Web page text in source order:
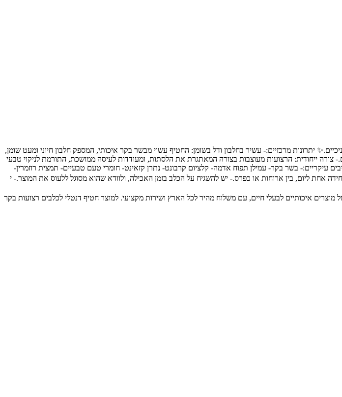
יתרונות מרכזיים:- עשיר בחלבון ודל בשומן: החטיף עשוי מבשר בקר איכותי, המספק חלבון חיוני ומעט שומן,
צורה ייחודית: הרצועות מעוצבות בצורה המאתגרת את הלסתות, ומעודדות לעיסה ממושכת, התורמת לניקוי טבעי
בשר בקר- עמילן תפוח אדמה- קלציום קרבונט- נתרן קזאינט- חומרי טעם טבעיים- תמצית רוזמרין-
ניסיון. מציעה את המגוון הרחב ביותר של מוצרים איכותיים לבעלי חיים, עם משלוח מהיר לכל הארץ ושירות מקצועי. למוצר חטיף דנטלי לכלבים רצועות בקר